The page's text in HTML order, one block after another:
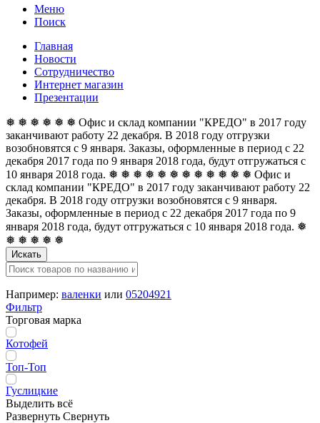
Меню
Поиск
Главная
Новости
Сотрудничество
Интернет магазин
Презентации
❅ ❅ ❅ ❅ ❅ ❅ Офис и склад компании "КРЕДО" в 2017 году
заканчивают работу 22 декабря. В 2018 году отгрузки
возобновятся с 9 января. Заказы, оформленные в период с 22
декабря 2017 года по 9 января 2018 года, будут отгружаться с
10 января 2018 года. ❅ ❅ ❅ ❅ ❅ ❅ ❅ ❅ ❅ ❅ ❅ ❅ Офис и
склад компании "КРЕДО" в 2017 году заканчивают работу 22
декабря. В 2018 году отгрузки возобновятся с 9 января.
Заказы, оформленные в период с 22 декабря 2017 года по 9
января 2018 года, будут отгружаться с 10 января 2018 года. ❅
❅ ❅ ❅ ❅ ❅
Искать
Например: валенки или 05204921
Фильтр
Торговая марка
Котофей
Топ-Топ
Гуслицкие
Выделить всё
Развернуть Свернуть